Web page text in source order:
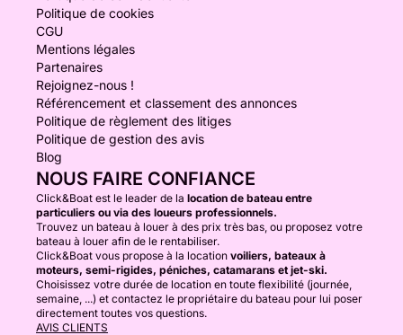
Politique de cookies
CGU
Mentions légales
Partenaires
Rejoignez-nous !
Référencement et classement des annonces
Politique de règlement des litiges
Politique de gestion des avis
Blog
NOUS FAIRE CONFIANCE
Click&Boat est le leader de la location de bateau entre
particuliers ou via des loueurs professionnels.
Trouvez un bateau à louer à des prix très bas, ou proposez votre
bateau à louer afin de le rentabiliser.
Click&Boat vous propose à la location voiliers, bateaux à
moteurs, semi-rigides, péniches, catamarans et jet-ski.
Choisissez votre durée de location en toute flexibilité (journée,
semaine, ...) et contactez le propriétaire du bateau pour lui poser
directement toutes vos questions.
AVIS CLIENTS